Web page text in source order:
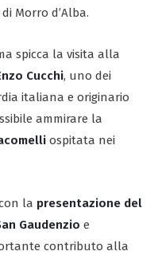
Morro d’Alba.
spicca la visita alla
Cucchi, uno dei
italiana e originario
ammirare la
ospitata nei
la presentazione del
Gaudenzio e
contributo alla